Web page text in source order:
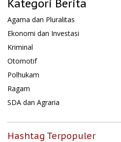
Kategori Berita
Agama dan Pluralitas
Ekonomi dan Investasi
Kriminal
Otomotif
Polhukam
Ragam
SDA dan Agraria
Hashtag Terpopuler